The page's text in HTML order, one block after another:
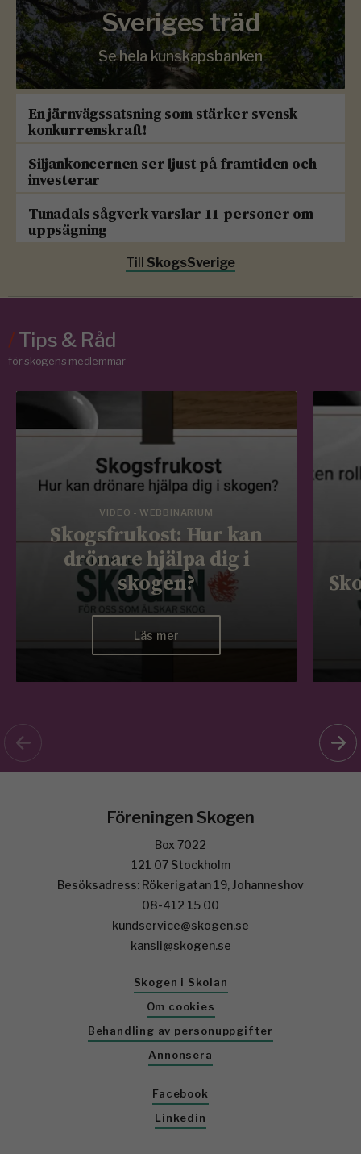
Sveriges träd
Se hela kunskapsbanken
En järnvägssatsning som stärker svensk
konkurrenskraft!
Siljankoncernen ser ljust på framtiden och
investerar
Tunadals sågverk varslar 11 personer om
uppsägning
Till SkogsSverige
/Tips & Råd
för skogens medlemmar
VIDEO - WEBBINARIUM
Skogsfrukost: Hur kan
drönare hjälpa dig i
skogen?
Läs mer
Föreningen Skogen
Box 7022
121 07 Stockholm
Besöksadress: Rökerigatan 19, Johanneshov
08-412 15 00
kundservice@skogen.se
kansli@skogen.se
Skogen i Skolan
Om cookies
Behandling av personuppgifter
Annonsera
Facebook
Linkedin